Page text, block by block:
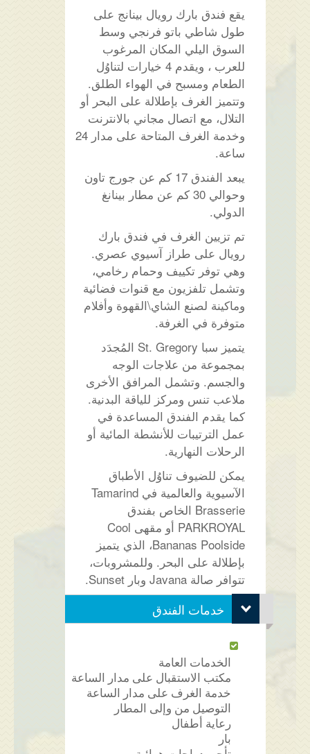
يقع فندق بارك رويال بينانج على
طول شاطي باتو فرنجي وسط
السوق اليلي المكان المرغوب
للعرب ، ويقدم 4 خيارات لتناوُل
الطعام ومسبح في الهواء الطلق.
وتتميز الغرف بإطلالة على البحر أو
التلال، مع اتصال مجاني بالانترنت
وخدمة الغرف المتاحة على مدار 24
ساعة.
يبعد الفندق 17 كم عن جورج تاون
وحوالي 30 كم عن مطار بينانغ
الدولي.
تم تزيين الغرف في فندق بارك
رويال على طراز آسيوي عصري.
وهي توفر تكييف وحمام رخامي،
وتشمل تلفزيون مع قنوات فضائية
وماكينة لصنع الشاي\القهوة وأفلام
متوفرة في الغرفة.
يتميز سبا St. Gregory المُجدَد
بمجموعة من علاجات الوجه
والجسم. وتشمل المرافق الأخرى
ملاعب تنس ومركز للياقة البدنية.
كما يقدم الفندق المساعدة في
عمل الترتيبات للأنشطة المائية أو
الرحلات النهارية.
يمكن للضيوف تناوُل الأطباق
الآسيوية والعالمية في Tamarind
Brasserie الخاص بفندق
PARKROYAL أو مقهى Cool
Bananas Poolside، الذي يتميز
بإطلالة على البحر. وللمشروبات،
تتوافر صالة Javana وبار Sunset.
خدمات الفندق
الخدمات العامة
مكتب الاستقبال على مدار الساعة
خدمة الغرف على مدار الساعة
التوصيل من وإلى المطار
رعاية أطفال
بار